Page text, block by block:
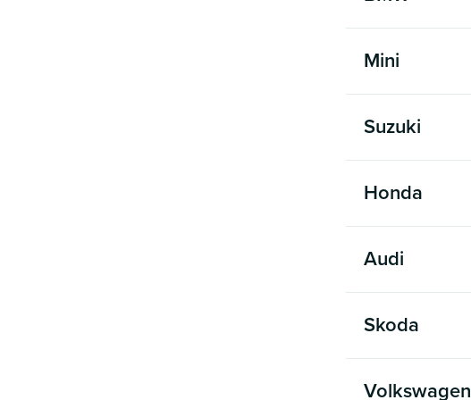
Mini
Suzuki
Honda
Audi
Skoda
Volkswagen